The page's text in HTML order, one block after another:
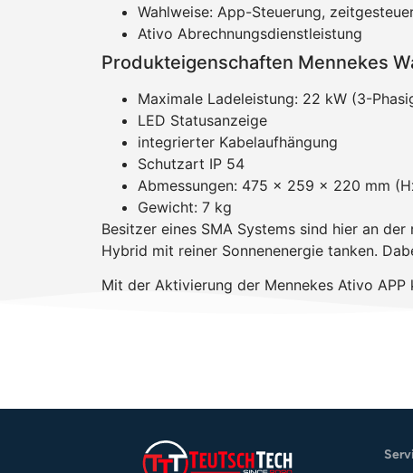
Wahlweise: App-Steuerung,
Ativo Abrechnungsdienstleistung
Produkteigenschaften Mennekes
Maximale Ladeleistung: 22 kW (3-
LED Statusanzeige
integrierter Kabelaufhängung
Schutzart IP 54
Abmessungen: 475 x 259 x 220 mm
Gewicht: 7 kg
Besitzer eines SMA Systems sind hier an
Hybrid mit reiner Sonnenenergie tanken.
Mit der Aktivierung der Mennekes Ativo